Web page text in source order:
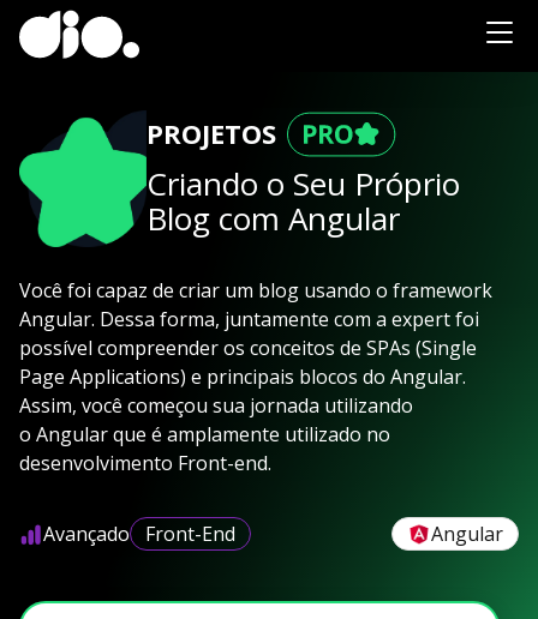
PROJETOS
Criando o Seu Próprio
Blog com Angular
Você foi capaz de criar um blog usando o framework
Angular. Dessa forma, juntamente com a expert foi
possível compreender os conceitos de SPAs (Single
Page Applications) e principais blocos do Angular.
Assim, você começou sua jornada utilizando
o Angular que é amplamente utilizado no
desenvolvimento Front-end.
Avançado Front-End Angular